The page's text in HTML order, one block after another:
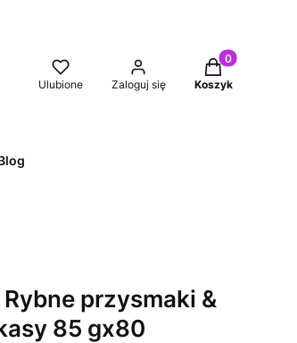
Ulubione Zaloguj się
Produkty w
Koszyk
przysmaki &
85 gx80